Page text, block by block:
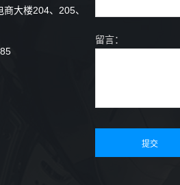
大楼204、205、
留言：